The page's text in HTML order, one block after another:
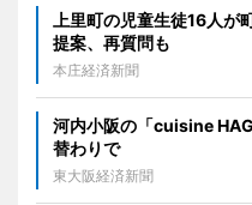
上里町の児童生徒16人
提案、再質問も
本庄経済新聞
河内小阪の「cuisine
替わりで
東大阪経済新聞